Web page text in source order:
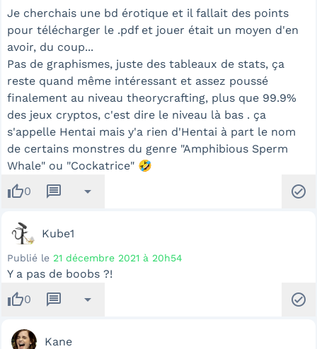
Je cherchais une bd érotique et il fallait des points
pour télécharger le .pdf et jouer était un moyen d'en
avoir, du coup...
Pas de graphismes, juste des tableaux de stats, ça
reste quand même intéressant et assez poussé
finalement au niveau theorycrafting, plus que 99.9%
des jeux cryptos, c'est dire le niveau là bas . ça
s'appelle Hentai mais y'a rien d'Hentai à part le nom
de certains monstres du genre "Amphibious Sperm
Whale" ou "Cockatrice" 🤣
thumb_up0 message arrow_drop_down check_circle
Kube1
Publié le 21 décembre 2021 à 20h54
Y a pas de boobs ?!
thumb_up0 message arrow_drop_down check_circle
Kane